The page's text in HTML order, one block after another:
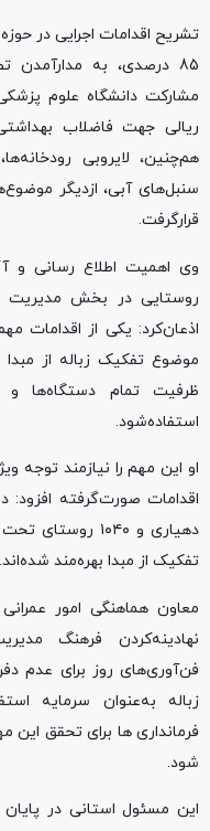
تشریح اقدامات اجرایی در
85 درصدی، به
ریالی جهت فاضلاب
هم‌چنین، لایروبی
سنبل‌های آبی، ازدیگر
قرار‌گرفت.
وی اهمیت اطلاع رسانی و
روستایی در بخش مدیریت
اذعان‌کرد: یکی از اقدامات
موضوع تفکیک زباله از
ظرفیت تمام دستگاه‌ها
استفاده‌شود.
او این مهم را نیازمند توجه
دهیاری و ۱۰۴۰
تفکیک از مبدا بهره‌مند شده‌اند.
معاون هماهنگی امور
نهادینه‌کردن فرهنگ
فن‌آوری‌های روز برای عدم
زباله به‌عنوان سرمایه
فرمانداری ها برای تحقق
شود.
این مسئول استانی در